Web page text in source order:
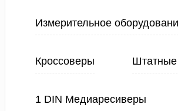
Измерительное
Кроссоверы
1 DIN Медиаресиверы